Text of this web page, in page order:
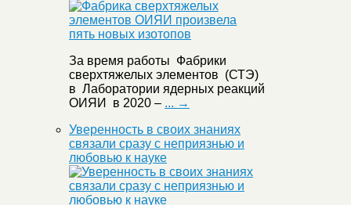
За время работы Фабрики
сверхтяжелых элементов (СТЭ)
в Лаборатории ядерных реакций
ОИЯИ в 2020 – ... →
Уверенность в своих знаниях
связали сразу с неприязнью и
любовью к науке